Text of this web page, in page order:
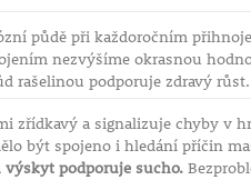
půdě při každoročním
nezvýšíme okrasnou
rašelinou podporuje zdravý růst.
zřídkavý a signalizuje chyby v
být spojeno i hledání příčin
výskyt podporuje sucho.